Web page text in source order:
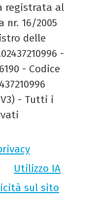
registrata al
nr. 16/2005
delle
-
- Codice
- Tutti i
Utilizzo IA
sul sito